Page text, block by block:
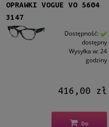
OPRAWKI VOGUE VO 5604
3147
Dostępność:
dostępny
Wysyłka w: 24
godziny
416,00 zł
Do